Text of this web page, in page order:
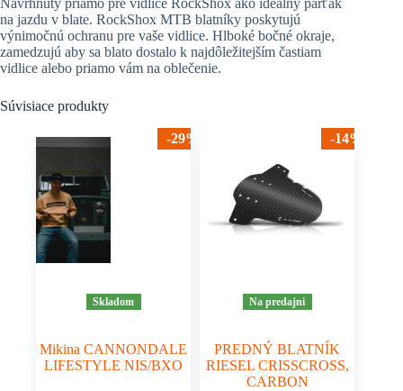
Navrhnutý priamo pre vidlice RockShox ako ideálny parťák
na jazdu v blate. RockShox MTB blatníky poskytujú
výnimočnú ochranu pre vaše vidlice. Hlboké bočné okraje,
zamedzujú aby sa blato dostalo k najdôležitejším častiam
vidlice alebo priamo vám na oblečenie.
Súvisiace produkty
-29%
Skladom
Mikina CANNONDALE
LIFESTYLE NIS/BXO
-14%
Na predajni
PREDNÝ BLATNÍK
RIESEL CRISSCROSS,
CARBON